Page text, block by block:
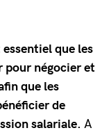
essentiel que les
pour négocier et
que les
de
salariale. A